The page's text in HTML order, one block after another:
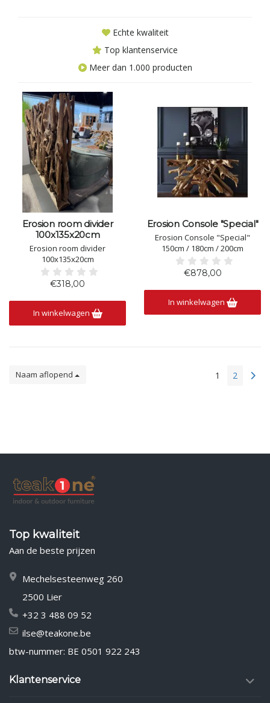
Echte kwaliteit
Top klantenservice
Meer dan 1.000 producten
Erosion room divider
100x135x20cm
Erosion room divider
100x135x20cm
€318,00
In winkelwagen
Erosion Console "Special"
Erosion Console "Special"
150cm / 180cm / 200cm
€878,00
In winkelwagen
Naam aflopend 1 2
Top kwaliteit
Aan de beste prijzen
Mechelsesteenweg 260
2500 Lier
+32 3 488 09 52
ilse@teakone.be
btw-nummer: BE 0501 922 243
Klantenservice